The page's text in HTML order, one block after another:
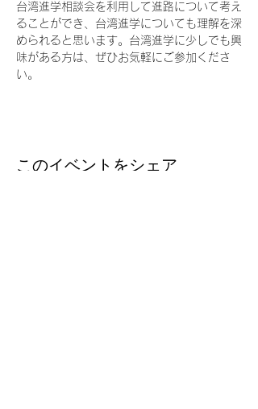
台湾進学相談会を利用して進路について考え
ることができ、台湾進学についても理解を深
められると思います。台湾進学に少しでも興
味がある方は、ぜひお気軽にご参加くださ
い。
このイベントをシェア